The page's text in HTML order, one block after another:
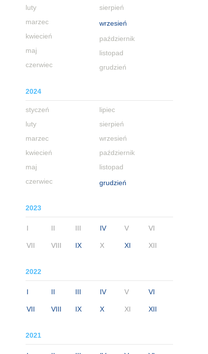
luty
marzec
kwiecień
maj
czerwiec
sierpień
wrzesień
październik
listopad
grudzień
2024
styczeń
luty
marzec
kwiecień
maj
czerwiec
lipiec
sierpień
wrzesień
październik
listopad
grudzień
2023
I II III IV V VI
VII VIII IX X XI XII
2022
I II III IV V VI
VII VIII IX X XI XII
2021